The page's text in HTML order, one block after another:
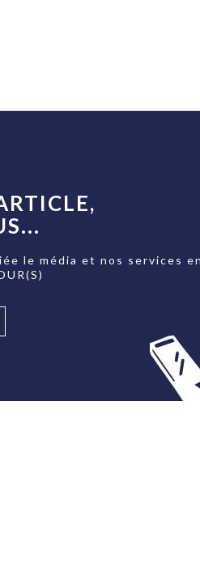
le média et nos services